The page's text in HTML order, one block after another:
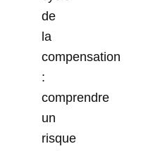
de
la
compensation
:
comprendre
un
risque